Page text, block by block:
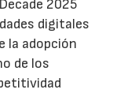
2025
digitales
la adopción
de los